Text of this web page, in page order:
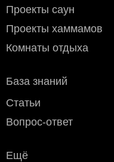
Мы предлагаем
СДЭК, ПЭК,
Сервис и другие
пределах МКАД:
- крупногабаритного
Условия оплаты
Наличный расчёт
Проекты саун
Проекты хаммамов
Комнаты отдыха
База знаний
Статьи
Вопрос-ответ
Ещё